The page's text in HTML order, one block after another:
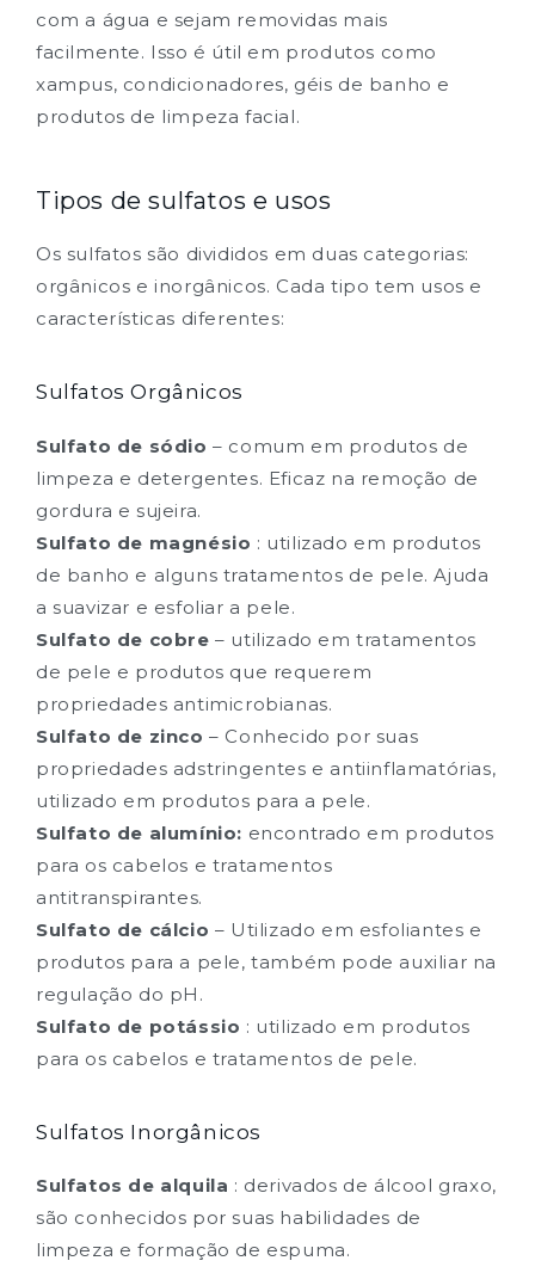
com a água e sejam removidas mais
facilmente. Isso é útil em produtos como
xampus, condicionadores, géis de banho e
produtos de limpeza facial.
Tipos de sulfatos e usos
Os sulfatos são divididos em duas categorias:
orgânicos e inorgânicos. Cada tipo tem usos e
características diferentes:
Sulfatos Orgânicos
Sulfato de sódio – comum em produtos de
limpeza e detergentes. Eficaz na remoção de
gordura e sujeira.
Sulfato de magnésio : utilizado em produtos
de banho e alguns tratamentos de pele. Ajuda
a suavizar e esfoliar a pele.
Sulfato de cobre – utilizado em tratamentos
de pele e produtos que requerem
propriedades antimicrobianas.
Sulfato de zinco – Conhecido por suas
propriedades adstringentes e antiinflamatórias,
utilizado em produtos para a pele.
Sulfato de alumínio: encontrado em produtos
para os cabelos e tratamentos
antitranspirantes.
Sulfato de cálcio – Utilizado em esfoliantes e
produtos para a pele, também pode auxiliar na
regulação do pH.
Sulfato de potássio : utilizado em produtos
para os cabelos e tratamentos de pele.
Sulfatos Inorgânicos
Sulfatos de alquila : derivados de álcool graxo,
são conhecidos por suas habilidades de
limpeza e formação de espuma.